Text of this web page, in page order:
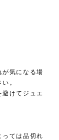
が気になる場
。
けてジュエ
ては品切れ